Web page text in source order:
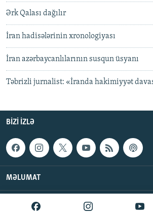
Ərk Qalası dağılır
İran hadisələrinin xronologiyası
İran azərbaycanlılarının susqun üsyanı
Təbrizli jurnalist: «İranda hakimiyyət
BIZI IZLƏ
MƏLUMAT
AzadlıqRadiosu © 2026 Inc. |